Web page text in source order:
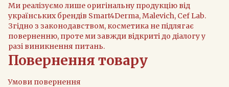
Ми реалізуємо лише оригінальну продукцію від
українських брендів Smart4Derma, Malevich, Cef Lab.
Згідно з законодавством, косметика не підлягає
поверненню, проте ми завжди відкриті до діалогу у
разі виникнення питань.
Повернення товару
Умови повернення